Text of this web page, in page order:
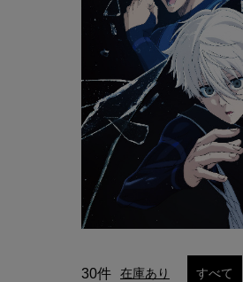
30件 在庫あり すべて